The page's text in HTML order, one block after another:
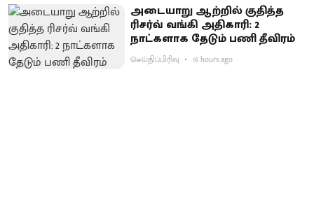
அடையாறு ஆற்றில் குதித்த
ரிசர்வ் வங்கி அதிகாரி: 2
நாட்களாக தேடும் பணி தீவிரம்
செய்திப்பிரிவு 16 hours ago